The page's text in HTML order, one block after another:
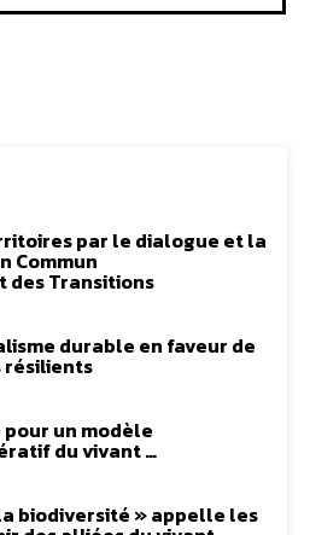
par le dialogue et la
Commun
des Transitions
durable en faveur de
résilients
pour un modèle
du vivant …
la biodiversité » appelle les